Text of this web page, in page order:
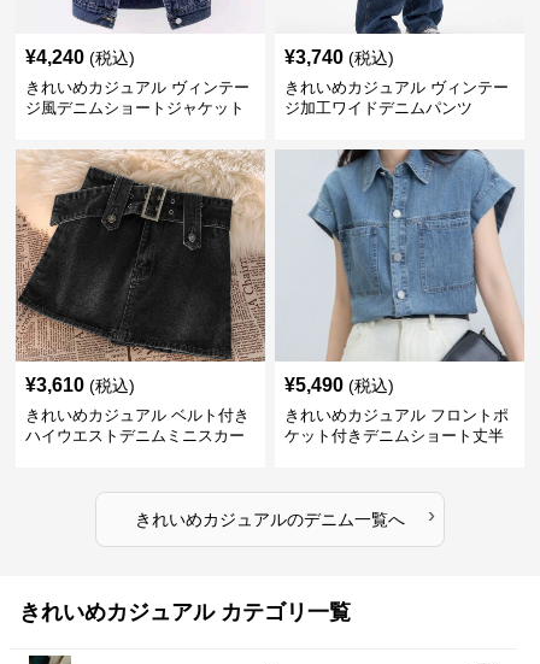
¥4,240 (税込)
きれいめカジュアル ヴィンテー
ジ風デニムショートジャケット
¥3,740 (税込)
きれいめカジュアル ヴィンテー
ジ加工ワイドデニムパンツ
¥3,610 (税込)
きれいめカジュアル ベルト付き
ハイウエストデニムミニスカー
¥5,490 (税込)
きれいめカジュアル フロントポ
ケット付きデニムショート丈半
きれいめカジュアルのデニム一覧へ ›
きれいめカジュアル カテゴリ一覧